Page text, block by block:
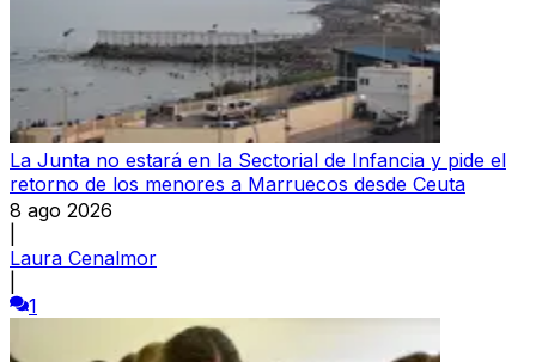
La Junta no estará en la Sectorial de Infancia y pide el
retorno de los menores a Marruecos desde Ceuta
8 ago 2026
Laura Cenalmor
1